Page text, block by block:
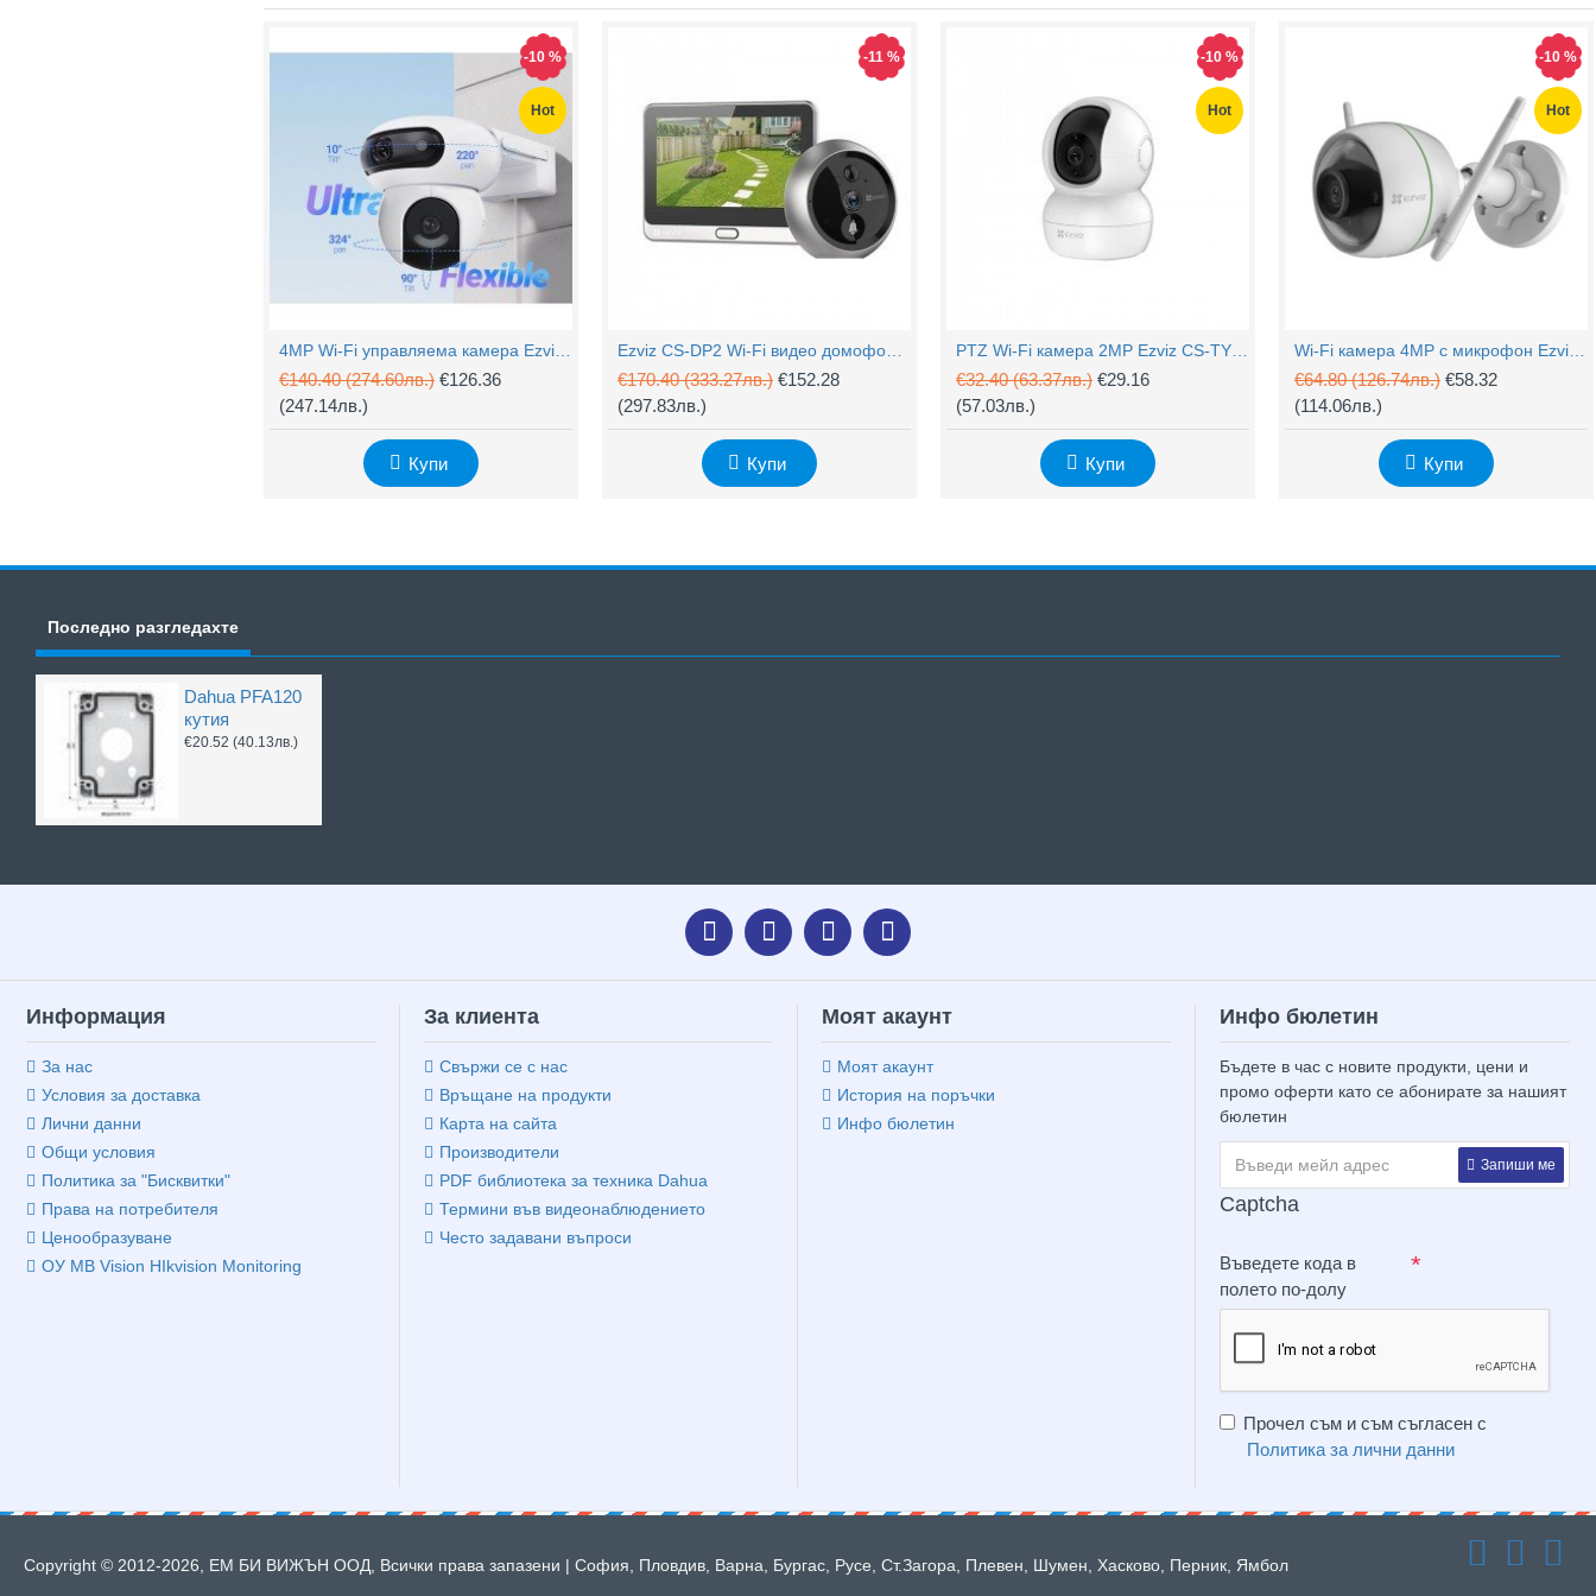
Hot
-10 %
4MP Wi-Fi управляема камера Ezviz CS-H90 с два обектива, цветен нощен
€140.40(274.60лв.) €126.36
(247.14лв.)
Купи
-11 %
Ezviz CS-DP2 Wi-Fi видео домофон с аудио
€170.40(333.27лв.) €152.28
(297.83лв.)
Купи
Hot
-10 %
PTZ Wi-Fi камера 2MP Ezviz CS-TY1 с микрофон
€32.40(63.37лв.) €29.16
(57.03лв.)
Купи
Hot
-10 %
Wi-Fi камера 4MP с микрофон Ezviz CS-H3c
€64.80(126.74лв.) €58.32
(114.06лв.)
Купи
Последно разгледахте
Dahua PFA120
кутия
€20.52(40.13лв.)
Информация
За нас
Условия за доставка
Лични данни
Общи условия
Политика за "Бисквитки"
Права на потребителя
Ценообразуване
ОУ MB Vision HIkvision Monitoring
За клиента
Свържи се с нас
Връщане на продукти
Карта на сайта
Производители
PDF библиотека за техника Dahua
Термини във видеонаблюдението
Често задавани въпроси
Моят акаунт
Моят акаунт
История на поръчки
Инфо бюлетин
Инфо бюлетин
Бъдете в час с новите продукти, цени и
промо оферти като се абонирате за нашият
бюлетин
Запиши ме
Captcha
Въведете кода в
полето по-долу
Прочел съм и съм съгласен с
Политика за лични данни
Copyright © 2012-2026, ЕМ БИ ВИЖЪН ООД, Всички права запазени | София, Пловдив, Варна, Бургас, Русе, Ст.Загора, Плевен, Шумен, Хасково, Перник, Ямбол